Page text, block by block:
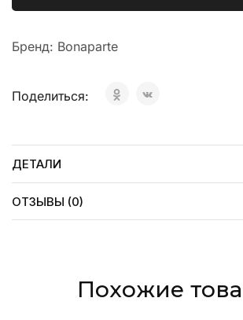
Бренд: Bonaparte
Поделиться:
ДЕТАЛИ
ОТЗЫВЫ (0)
Похожие